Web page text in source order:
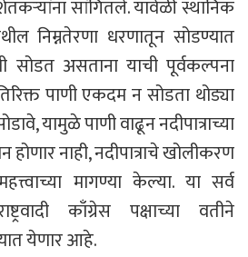
सांगितले. यावेळी स्थानिक
निम्नतेरणा धरणातून सोडण्यात
सोडत असताना याची पूर्वकल्पना
पाणी एकदम न सोडता थोड्या
यामुळे पाणी वाढून नदीपात्राच्या
नाही, नदीपात्राचे खोलीकरण
मागण्या केल्या. या सर्व
काँग्रेस पक्षाच्या वतीने
येणार आहे.